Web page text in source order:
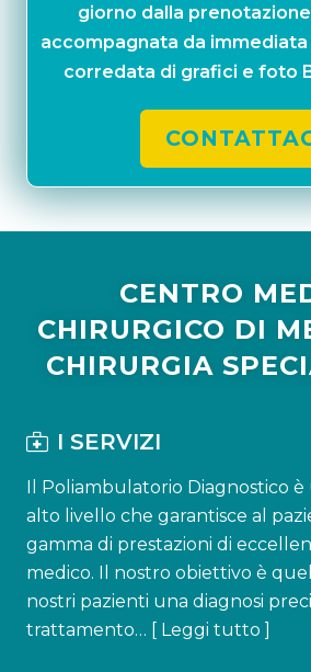
giorno dalla
accompagnata da
corredata di grafici e foto
CENTRO
CHIRURGICO DI
CHIRURGIA
I SERVIZI
Il Poliambulatorio Diagnostico
alto livello che garantisce al
gamma di prestazioni di
medico. Il nostro obiettivo è
nostri pazienti una diagnosi
trattamento… [ Leggi tutto ]